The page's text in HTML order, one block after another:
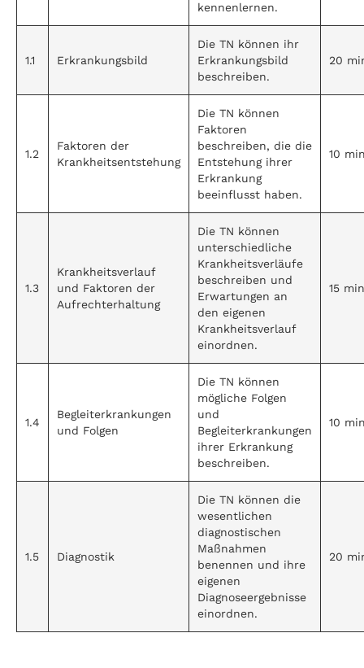
kennenlernen.
1.1 Erkrankungsbild
Die TN können ihr
Erkrankungsbild
beschreiben.
20
1.2
Faktoren der
Krankheitsentstehung
Die TN können
Faktoren
beschreiben, die die
Entstehung ihrer
Erkrankung
beeinflusst haben.
10
1.3
Krankheitsverlauf
und Faktoren der
Aufrechterhaltung
Die TN können
unterschiedliche
Krankheitsverläufe
beschreiben und
Erwartungen an
den eigenen
Krankheitsverlauf
einordnen.
15 min
1.4
Begleiterkrankungen
und Folgen
Die TN können
mögliche Folgen
und
Begleiterkrankungen
ihrer Erkrankung
beschreiben.
10
1.5 Diagnostik
Die TN können die
wesentlichen
diagnostischen
Maßnahmen
benennen und ihre
eigenen
Diagnoseergebnisse
einordnen.
20